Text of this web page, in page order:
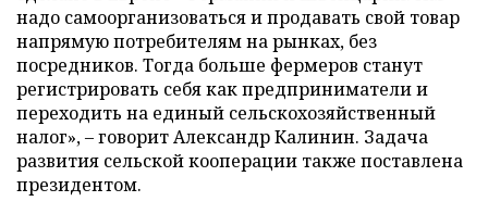
надо самоорганизоваться и продавать свой товар
напрямую потребителям на рынках, без
посредников. Тогда больше фермеров станут
регистрировать себя как предприниматели и
переходить на единый сельскохозяйственный
налог», – говорит Александр Калинин. Задача
развития сельской кооперации также поставлена
президентом.